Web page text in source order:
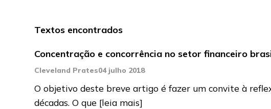
Textos encontrados
Concentração e concorrência no setor financeiro
Cleveland Prates04 julho 2018
O objetivo deste breve artigo é fazer um convite à
décadas. O que [leia mais]